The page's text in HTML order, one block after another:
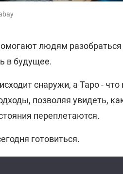
людям разобраться
в будущее.
снаружи, а Таро - что
позволяя увидеть,
переплетаются.
готовиться.